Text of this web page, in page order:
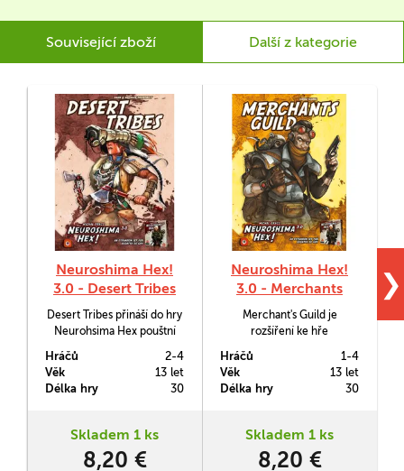
Související zboží Další z kategorie
Neuroshima Hex!
3.0 - Desert Tribes
Desert Tribes přináší do hry
Neurohsima Hex pouštní
překvapivé útoky z úkrytů.
Hráčů
2-4
Věk
13 let
Délka hry
30
Skladem 1 ks
8,20 €
Neuroshima Hex!
3.0 - Merchants
Guild
Merchant's Guild je
rozšíření ke hře
přináší vojáky obchodní
gildy. Ti mají sice obecně
nižší iniciativu, což je pro ně
za aktivaci jejich schopností
odvíjí.
Hráčů
1-4
Věk
13 let
Délka hry
30
Skladem 1 ks
8,20 €
❯